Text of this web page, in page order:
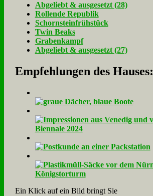
Ab­ge­liebt & aus­ge­setzt (28)
Rol­len­de Re­pu­blik
Schorn­stein­früh­stück
Twin Beaks
Gra­ben­kampf
Ab­ge­liebt & aus­ge­setzt (27)
Empfehlungen des Hauses:
Ein Klick auf ein Bild bringt Sie